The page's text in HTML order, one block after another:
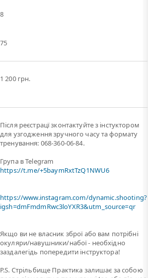
8
75
1 200 грн.
Після реєстрацї зконтактуйте з інстуктором
для узгодження зручного часу та формату
тренування: 068-360-06-84.
Група в Telegram
https://t.me/+5baymRxtTzQ1NWU6
https://www.instagram.com/dynamic.shooting?
igsh=dmFmdmRwc3loYXR3&utm_source=qr
Якщо ви не власник зброї або вам потрiбнi
окуляри/навушники/набої - необхідно
заздалегідь попередити інструктора!
P.S. Стрільбище Практика залишає за собою